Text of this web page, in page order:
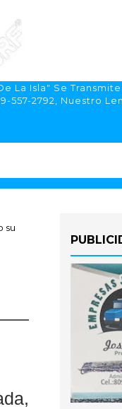
Isla" Se Transmite
2792, Nuestro
su